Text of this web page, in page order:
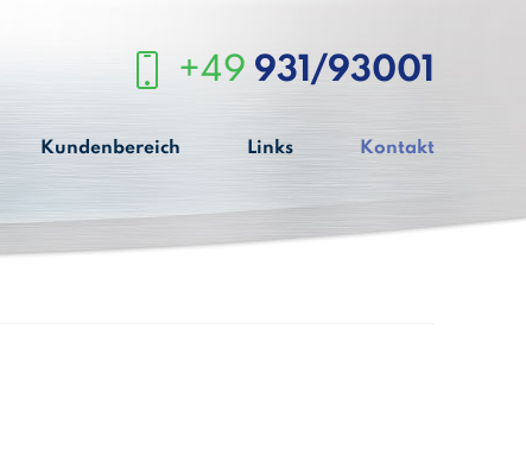
+49 931/93001
Kundenbereich Links Kontakt